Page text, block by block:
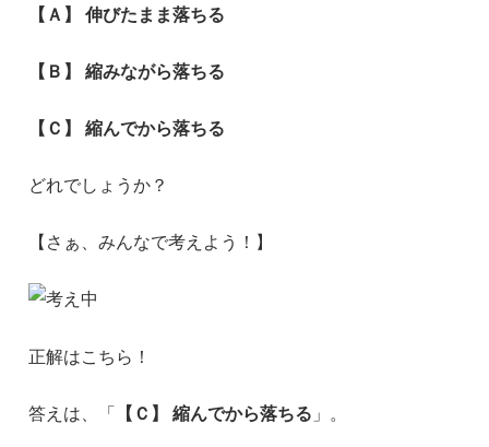
【Ａ】 伸びたまま落ちる
【Ｂ】 縮みながら落ちる
【Ｃ】 縮んでから落ちる
どれでしょうか？
【さぁ、みんなで考えよう！】
正解はこちら！
答えは、「 【Ｃ】 縮んでから落ちる 」。